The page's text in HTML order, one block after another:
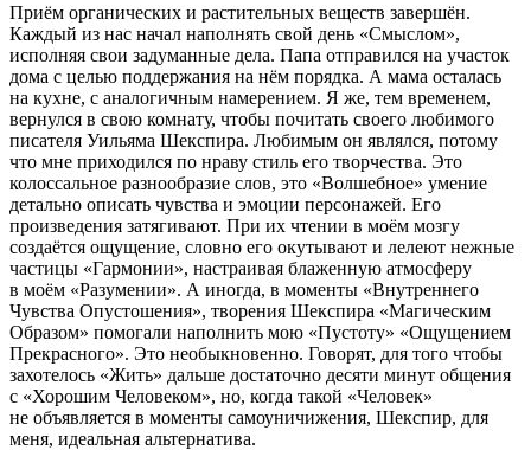
Приём органических и растительных веществ завершён.
Каждый из нас начал наполнять свой день «Смыслом»,
исполняя свои задуманные дела. Папа отправился на участок
дома с целью поддержания на нём порядка. А мама осталась
на кухне, с аналогичным намерением. Я же, тем временем,
вернулся в свою комнату, чтобы почитать своего любимого
писателя Уильяма Шекспира. Любимым он являлся, потому
что мне приходился по нраву стиль его творчества. Это
колоссальное разнообразие слов, это «Волшебное» умение
детально описать чувства и эмоции персонажей. Его
произведения затягивают. При их чтении в моём мозгу
создаётся ощущение, словно его окутывают и лелеют нежные
частицы «Гармонии», настраивая блаженную атмосферу
в моём «Разумении». А иногда, в моменты «Внутреннего
Чувства Опустошения», творения Шекспира «Магическим
Образом» помогали наполнить мою «Пустоту» «Ощущением
Прекрасного». Это необыкновенно. Говорят, для того чтобы
захотелось «Жить» дальше достаточно десяти минут общения
с «Хорошим Человеком», но, когда такой «Человек»
не объявляется в моменты самоуничижения, Шекспир, для
меня, идеальная альтернатива.